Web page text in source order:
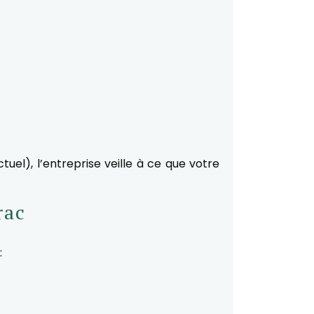
l’entreprise veille à ce que votre